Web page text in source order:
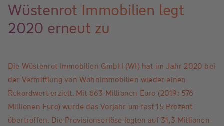
Wüstenrot Immobilien legt
2020 erneut zu
Die Wüstenrot Immobilien GmbH (WI) hat im Jahr 2020 bei
der Vermittlung von Wohnimmobilien wieder einen
Rekordwert erzielt. Mit 663 Millionen Euro (2019: 576
Millionen Euro) wurde das Vorjahr um fast 15 Prozent
übertroffen. Die Provisionserlöse legten auf 31,3 Millionen